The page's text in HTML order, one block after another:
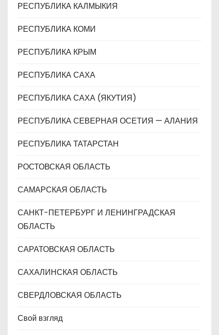
РЕСПУБЛИКА КАЛМЫКИЯ
РЕСПУБЛИКА КОМИ
РЕСПУБЛИКА КРЫМ
РЕСПУБЛИКА САХА
РЕСПУБЛИКА САХА (ЯКУТИЯ)
РЕСПУБЛИКА СЕВЕРНАЯ ОСЕТИЯ — АЛАНИЯ
РЕСПУБЛИКА ТАТАРСТАН
РОСТОВСКАЯ ОБЛАСТЬ
САМАРСКАЯ ОБЛАСТЬ
САНКТ-ПЕТЕРБУРГ И ЛЕНИНГРАДСКАЯ
ОБЛАСТЬ
САРАТОВСКАЯ ОБЛАСТЬ
САХАЛИНСКАЯ ОБЛАСТЬ
СВЕРДЛОВСКАЯ ОБЛАСТЬ
Свой взгляд